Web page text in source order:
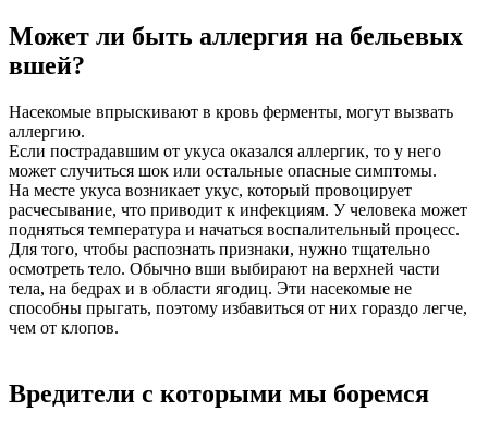
Может ли быть аллергия на бельевых
вшей?
Насекомые впрыскивают в кровь ферменты, могут вызвать
аллергию.
Если пострадавшим от укуса оказался аллергик, то у него
может случиться шок или остальные опасные симптомы.
На месте укуса возникает укус, который провоцирует
расчесывание, что приводит к инфекциям. У человека может
подняться температура и начаться воспалительный процесс.
Для того, чтобы распознать признаки, нужно тщательно
осмотреть тело. Обычно вши выбирают на верхней части
тела, на бедрах и в области ягодиц. Эти насекомые не
способны прыгать, поэтому избавиться от них гораздо легче,
чем от клопов.
Вредители с которыми мы боремся